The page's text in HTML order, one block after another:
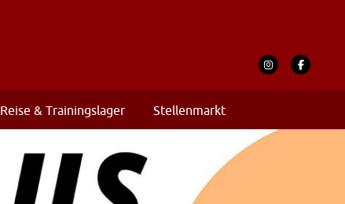
Reise & Trainingslager Stellenmarkt